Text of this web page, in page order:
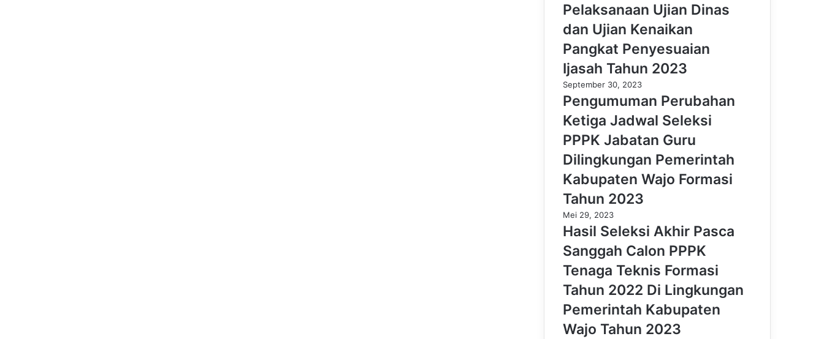
Pelaksanaan Ujian Dinas
dan Ujian Kenaikan
Pangkat Penyesuaian
Ijasah Tahun 2023
September 30, 2023
Pengumuman Perubahan
Ketiga Jadwal Seleksi
PPPK Jabatan Guru
Dilingkungan Pemerintah
Kabupaten Wajo Formasi
Tahun 2023
Mei 29, 2023
Hasil Seleksi Akhir Pasca
Sanggah Calon PPPK
Tenaga Teknis Formasi
Tahun 2022 Di Lingkungan
Pemerintah Kabupaten
Wajo Tahun 2023